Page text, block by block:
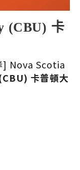
(CBU) 卡
] Nova Scotia
卡普頓大